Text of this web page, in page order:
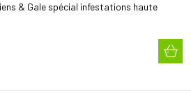
& Gale spécial infestations haute